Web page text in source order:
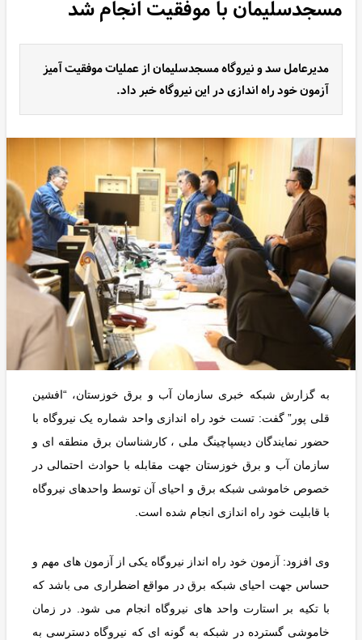
مسجدسلیمان با موفقیت انجام شد
مدیرعامل سد و نیروگاه مسجدسلیمان از عملیات موفقیت آمیز
آزمون خود راه اندازی در این نیروگاه خبر داد.
به گزارش شبکه خبری سازمان آب و برق خوزستان، “افشین
قلی پور” گفت: تست خود راه اندازی واحد شماره یک نیروگاه با
حضور نمایندگان دیسپاچینگ ملی ، کارشناسان برق منطقه ای و
سازمان آب و برق خوزستان جهت مقابله با حوادث احتمالی در
خصوص خاموشی شبکه برق و احیای آن توسط واحدهای نیروگاه
با قابلیت خود راه اندازی انجام شده است.
وی افزود: آزمون خود راه انداز نیروگاه یکی از آزمون های مهم و
حساس جهت احیای شبکه برق در مواقع اضطراری می باشد که
با تکیه بر استارت واحد های نیروگاه انجام می شود. در زمان
خاموشی گسترده در شبکه به گونه ای که نیروگاه دسترسی به